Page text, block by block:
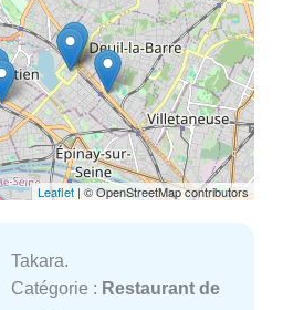
Leaflet| © OpenStreetMap contributors
Takara.
Catégorie : Restaurant de